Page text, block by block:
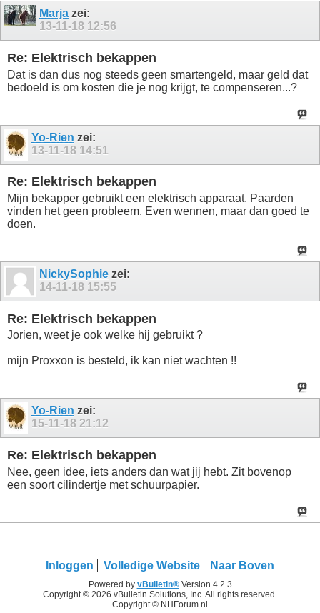
Marja zei:
13-11-18 12:56
Re: Elektrisch bekappen
Dat is dan dus nog steeds geen smartengeld, maar geld dat
bedoeld is om kosten die je nog krijgt, te compenseren...?
Yo-Rien zei:
13-11-18 14:51
Re: Elektrisch bekappen
Mijn bekapper gebruikt een elektrisch apparaat. Paarden
vinden het geen probleem. Even wennen, maar dan goed te
doen.
NickySophie zei:
14-11-18 15:55
Re: Elektrisch bekappen
Jorien, weet je ook welke hij gebruikt ?
mijn Proxxon is besteld, ik kan niet wachten !!
Yo-Rien zei:
15-11-18 21:12
Re: Elektrisch bekappen
Nee, geen idee, iets anders dan wat jij hebt. Zit bovenop
een soort cilindertje met schuurpapier.
Inloggen Volledige Website Naar Boven
Powered by vBulletin®Version 4.2.3
Copyright © 2026 vBulletin Solutions, Inc. All rights reserved.
Copyright © NHForum.nl